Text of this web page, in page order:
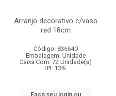
Arranjo decorativo c/vaso
red 18cm
Código: 836640
Embalagem: Unidade
Caixa Com: 72 Unidade(s)
IPI: 13%
Faça seu login ou